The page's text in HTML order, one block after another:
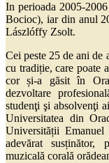
In perioada 2005-
Bocioc), iar din anul
Lászlóffy Zsolt.
Cei peste 25 de ani de
cu tradiție, care poate
cor și-a găsit în
dezvoltare
studenţi şi absolvenţi
Universitatea din
Universității
adevărat
muzicală corală